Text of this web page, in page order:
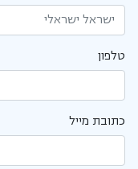
טלפון
כתובת מייל